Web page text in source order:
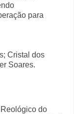
para
Cristal dos
Soares.
do